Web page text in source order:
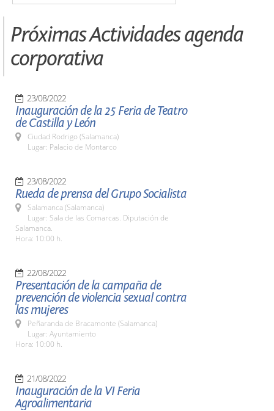
Próximas Actividades agenda
corporativa
23/08/2022
Inauguración de la 25 Feria de Teatro
de Castilla y León
Ciudad Rodrigo (Salamanca)
Lugar: Palacio de Montarco
23/08/2022
Rueda de prensa del Grupo Socialista
Salamanca (Salamanca)
Lugar: Sala de las Comarcas. Diputación de
Salamanca.
Hora: 10:00 h.
22/08/2022
Presentación de la campaña de
prevención de violencia sexual contra
las mujeres
Peñaranda de Bracamonte (Salamanca)
Lugar: Ayuntamiento
Hora: 10:00 h.
21/08/2022
Inauguración de la VI Feria
Agroalimentaria